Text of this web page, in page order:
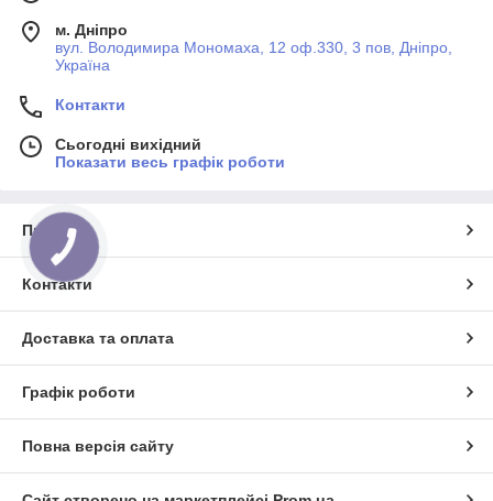
м. Дніпро
вул. Володимира Мономаха, 12 оф.330, 3 пов, Дніпро,
Україна
Контакти
Сьогодні вихідний
Показати весь графік роботи
Про нас
Контакти
Доставка та оплата
Графік роботи
Повна версія сайту
КНОПКА
ЗВ'ЯЗКУ